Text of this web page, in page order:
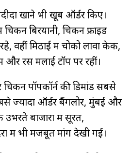
खाने भी खूब ऑर्डर किए।
बिरयानी, चिकन फ्राइड
वहीं मिठाई में चोको लावा केक,
रस मलाई टॉप पर रहीं।
पॉपकॉर्न की डिमांड सबसे
ज्यादा ऑर्डर बैंगलोर, मुंबई और
बाजारों में सूरत,
में भी मजबूत मांग देखी गई।